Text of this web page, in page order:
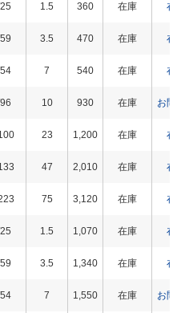
1.5 360 在庫 在
3.5 470 在庫 在
7 540 在庫 在
10 930 在庫 お問
23 1,200 在庫 在
47 2,010 在庫 在
75 3,120 在庫 在
1.5 1,070 在庫 在
3.5 1,340 在庫 在
7 1,550 在庫 お問